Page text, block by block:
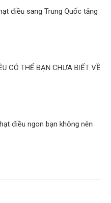
điều sang Trung Quốc tăng
CÓ THỂ BẠN CHƯA BIẾT VỀ
điều ngon bạn không nên